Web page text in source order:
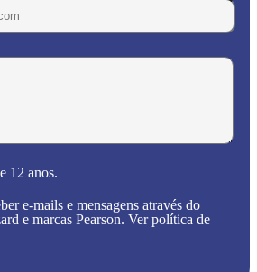
12 anos.
e-mails e mensagens através do
e marcas Pearson. Ver política de